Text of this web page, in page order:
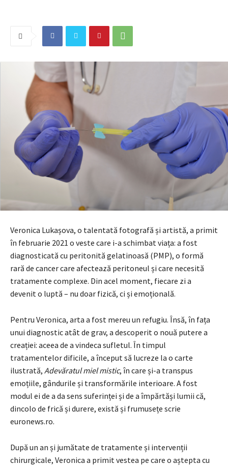
Veronica Lukașova, o talentată fotografă și artistă, a primit
în februarie 2021 o veste care i-a schimbat viața: a fost
diagnosticată cu peritonită gelatinoasă (PMP), o formă
rară de cancer care afectează peritoneul și care necesită
tratamente complexe. Din acel moment, fiecare zi a
devenit o luptă – nu doar fizică, ci și emoțională.
Pentru Veronica, arta a fost mereu un refugiu. Însă, în fața
unui diagnostic atât de grav, a descoperit o nouă putere a
creației: aceea de a vindeca sufletul. În timpul
tratamentelor dificile, a început să lucreze la o carte
ilustrată, Adevăratul miel mistic, în care și-a transpus
emoțiile, gândurile și transformările interioare. A fost
modul ei de a da sens suferinței și de a împărtăși lumii că,
dincolo de frică și durere, există și frumusețe scrie
euronews.ro.
După un an și jumătate de tratamente și intervenții
chirurgicale, Veronica a primit vestea pe care o aștepta cu